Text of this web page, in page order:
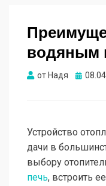
водяным
от Надя
Устройство
дачи в
выбору
печь, встроить